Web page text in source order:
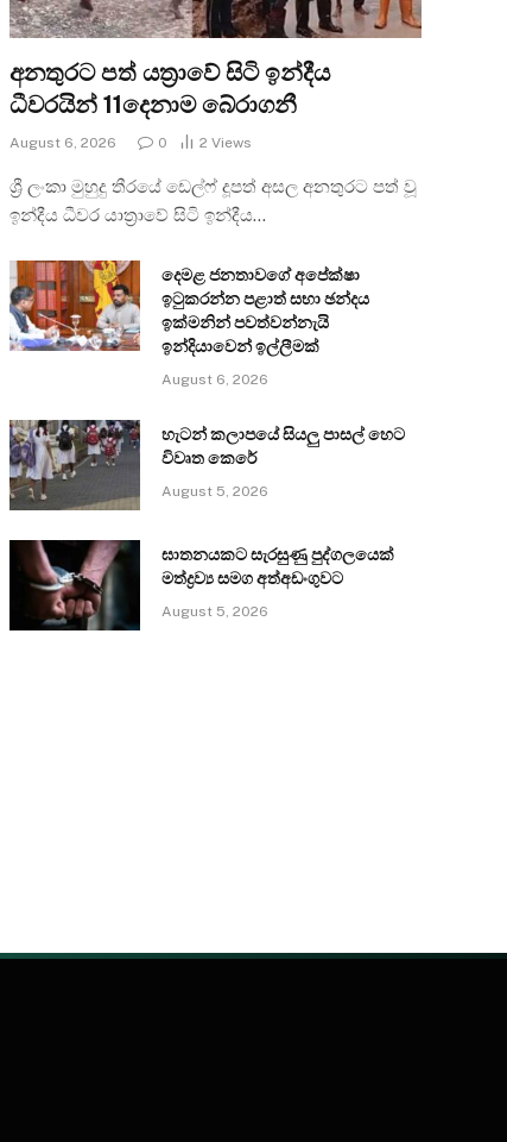
අනතුරට පත් යත්‍රාවේ සිටි ඉන්දීය
ධීවරයින් 11දෙනාම බේරාගනී
August 6, 2026 0 2 Views
ශ්‍රී ලංකා මුහුදු තීරයේ ඩෙල්ෆ් දූපත් අසල අනතුරට පත් වූ
ඉන්දීය ධීවර යාත්‍රාවේ සිටි ඉන්දීය…
දෙමළ ජනතාවගේ අපේක්ෂා
ඉටුකරන්න පළාත් සභා ඡන්දය
ඉක්මනින් පවත්වන්නැයි
ඉන්දියාවෙන් ඉල්ලීමක්
August 6, 2026
හැටන් කලාපයේ සියලු පාසල් හෙට
විවෘත කෙරේ
August 5, 2026
ඝාතනයකට සැරසුණු පුද්ගලයෙක්
මත්ද්‍රව්‍ය සමග අත්අඩංගුවට
August 5, 2026